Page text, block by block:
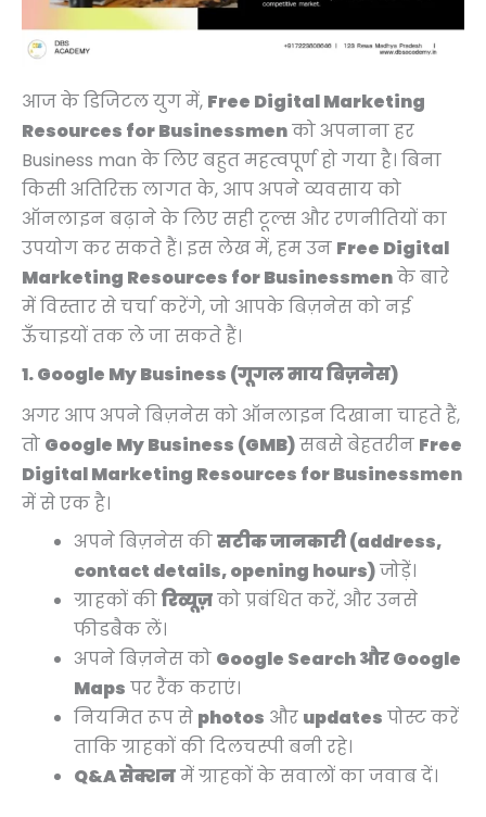
आज के डिजिटल युग में, Free Digital Marketing
Resources for Businessmenको अपनाना हर
Business man के लिए बहुत महत्वपूर्ण हो गया है। बिना
किसी अतिरिक्त लागत के, आप अपने व्यवसाय को
ऑनलाइन बढ़ाने के लिए सही टूल्स और रणनीतियों का
उपयोग कर सकते हैं। इस लेख में, हम उन Free Digital
Marketing Resources for Businessmenके बारे
में विस्तार से चर्चा करेंगे, जो आपके बिज़नेस को नई
ऊँचाइयों तक ले जा सकते हैं।
1. Google My Business (गूगल माय बिज़नेस)
अगर आप अपने बिज़नेस को ऑनलाइन दिखाना चाहते हैं,
तो Google My Business (GMB)सबसे बेहतरीन Free
Digital Marketing Resources for Businessmen
में से एक है।
अपने बिज़नेस कीसटीक जानकारी (address,
contact details, opening hours)जोड़ें।
ग्राहकों कीरिव्यूज़को प्रबंधित करें, और उनसे
फीडबैक लें।
अपने बिज़नेस को Google Search और Google
Maps पर रैंक कराएं।
नियमित रूप से photos और updates पोस्ट करें
ताकि ग्राहकों की दिलचस्पी बनी रहे।
Q&A सेक्शनमें ग्राहकों के सवालों का जवाब दें।
r
c
a
s
:
7
,
9
9
.
0
0
.
e
s
:
₹
5
4
9
.
0
0
.
r
c
a
s
:
2
1
9
9
9
.
0
.
e
s
:
₹
1
,
9
9
.
0
0
r
c
a
s
:
9
,
9
9
.
0
0
.
i
e
s
:
₹
4
9
9
.
0
0
.
r
c
a
s
:
9
,
9
9
.
0
0
.
i
e
s
:
₹
4
9
9
.
0
0
.